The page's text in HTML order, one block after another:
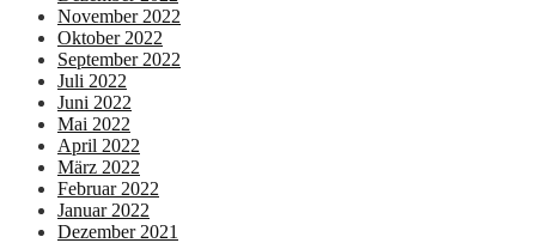
November 2022
Oktober 2022
September 2022
Juli 2022
Juni 2022
Mai 2022
April 2022
März 2022
Februar 2022
Januar 2022
Dezember 2021